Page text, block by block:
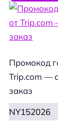
Промокод
Trip.com —
заказ
NY152026